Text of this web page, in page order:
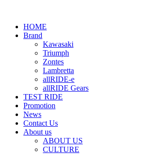
HOME
Brand
Kawasaki
Triumph
Zontes
Lambretta
allRIDE-e
allRIDE Gears
TEST RIDE
Promotion
News
Contact Us
About us
ABOUT US
CULTURE